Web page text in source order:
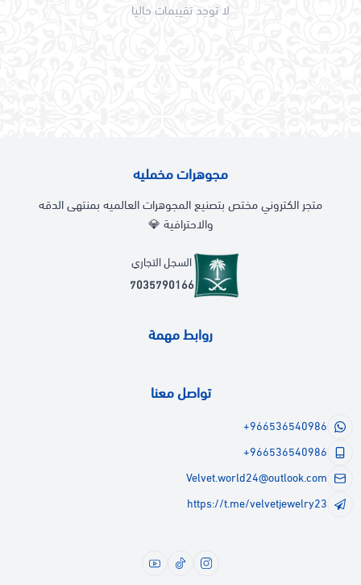
لا توجد تقييمات حاليا
مجوهرات مخمليه
متجر الكتروني مختص بتصنيع المجوهرات العالميه بمنتهى الدقه
والاحترافية 💎
السجل التجاري
7035790166
روابط مهمة
تواصل معنا
+966536540986
+966536540986
Velvet.world24@outlook.com
https://t.me/velvetjewelry23